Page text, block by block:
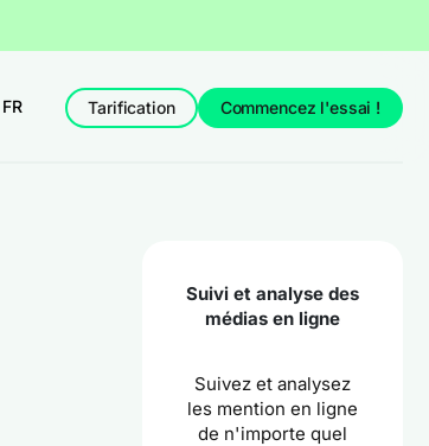
FR Tarification Commencez l'essai !
Suivi et analyse des
médias en ligne
Suivez et analysez
les mention en ligne
de n'importe quel